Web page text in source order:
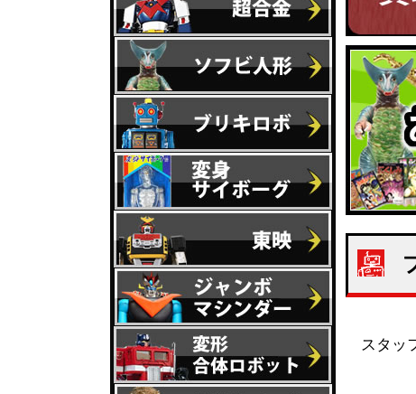
スタッ